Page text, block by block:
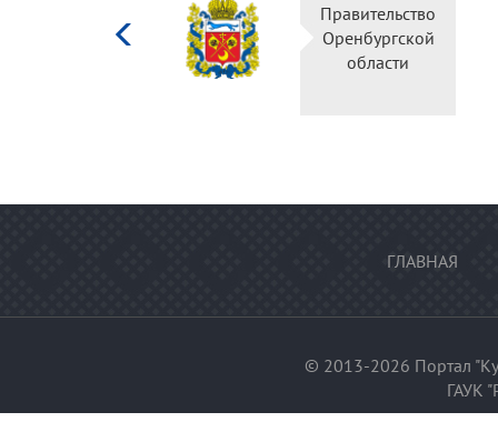
культуры
Российской
Правительство
Оренбургской
области
ГЛАВНАЯ
© 2013-2026 Портал
ГАУК